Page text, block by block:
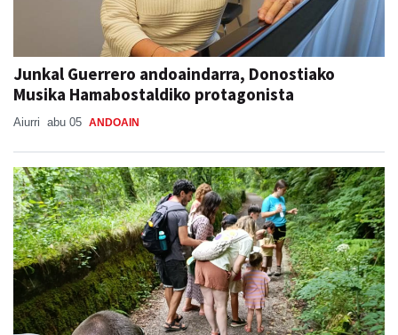
Junkal Guerrero andoaindarra, Donostiako
Musika Hamabostaldiko protagonista
Aiurri abu 05 ANDOAIN